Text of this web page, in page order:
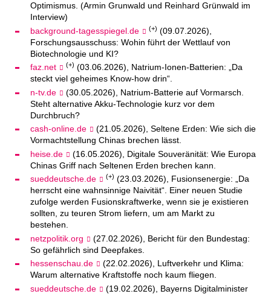
Optimismus. (Armin Grunwald und Reinhard Grünwald im
Interview)
background-tagesspiegel.de
(+) (09.07.2026),
Forschungsausschuss: Wohin führt der Wettlauf von
Biotechnologie und KI?
faz.net
(+) (03.06.2026), Natrium-Ionen-Batterien: „Da
steckt viel geheimes Know-how drin“.
n-tv.de
(30.05.2026), Natrium-Batterie auf Vormarsch.
Steht alternative Akku-Technologie kurz vor dem
Durchbruch?
cash-online.de
(21.05.2026), Seltene Erden: Wie sich die
Vormachtstellung Chinas brechen lässt.
heise.de
(16.05.2026), Digitale Souveränität: Wie Europa
Chinas Griff nach Seltenen Erden brechen kann.
sueddeutsche.de
(+) (23.03.2026), Fusionsenergie: „Da
herrscht eine wahnsinnige Naivität“. Einer neuen Studie
zufolge werden Fusionskraftwerke, wenn sie je existieren
sollten, zu teuren Strom liefern, um am Markt zu
bestehen.
netzpolitik.org
(27.02.2026), Bericht für den Bundestag:
So gefährlich sind Deepfakes.
hessenschau.de
(22.02.2026), Luftverkehr und Klima:
Warum alternative Kraftstoffe noch kaum fliegen.
sueddeutsche.de
(19.02.2026), Bayerns Digitalminister